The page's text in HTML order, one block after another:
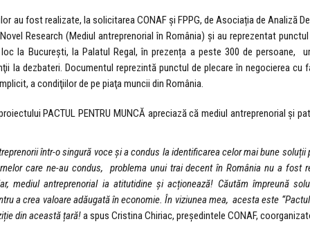
au fost realizate, la solicitarea CONAF şi FPPG, de Asociația de Analiză
Research (Mediul antreprenorial în România) și au reprezentat
loc la Bucureşti, la Palatul Regal, în prezența a peste 300 de
la dezbateri. Documentul reprezintă punctul de plecare în negocierea
a condiţiilor de pe piaţa muncii din România.
PACTUL PENTRU MUNCĂ apreciază că mediul antreprenorial şi
într-o singură voce și a condus la identificarea celor mai bune
care ne-au condus,
problema unui trai decent în România nu a fost
mediul antreprenorial ia atitutidine și acționează! Căutăm împreună
a crea valoare adăugată în economie. În viziunea mea, acesta este
din această țară!a spus Cristina Chiriac, preşedintele CONAF,